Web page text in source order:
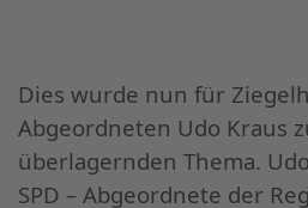
Dies wurde nun für
Abgeordneten Udo Kraus
überlagernden Thema.
SPD – Abgeordnete der